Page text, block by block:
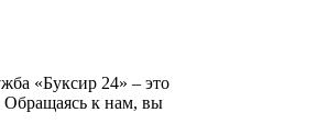
«Буксир 24» – это
Обращаясь к нам, вы